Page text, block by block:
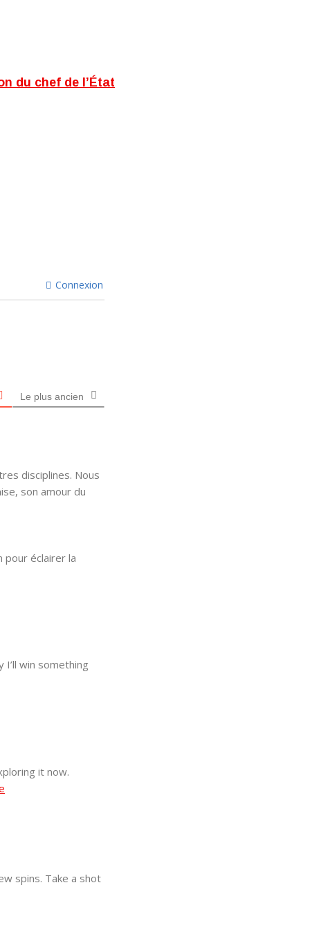
du chef de l’État
Connexion
Le plus ancien
disciplines. Nous
son amour du
pour éclairer la
win something
it now.
spins. Take a shot